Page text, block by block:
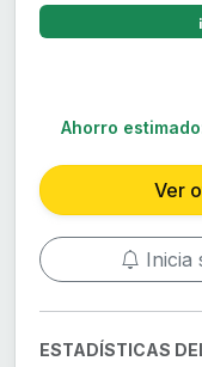
Ahorro
Ver
Inicia
ESTADÍSTICAS